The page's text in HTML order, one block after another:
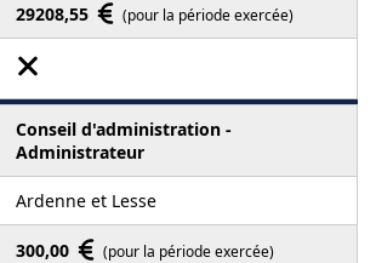
29208,55 (pour la période exercée)
Conseil d'administration -
Administrateur
Ardenne et Lesse
300,00 (pour la période exercée)